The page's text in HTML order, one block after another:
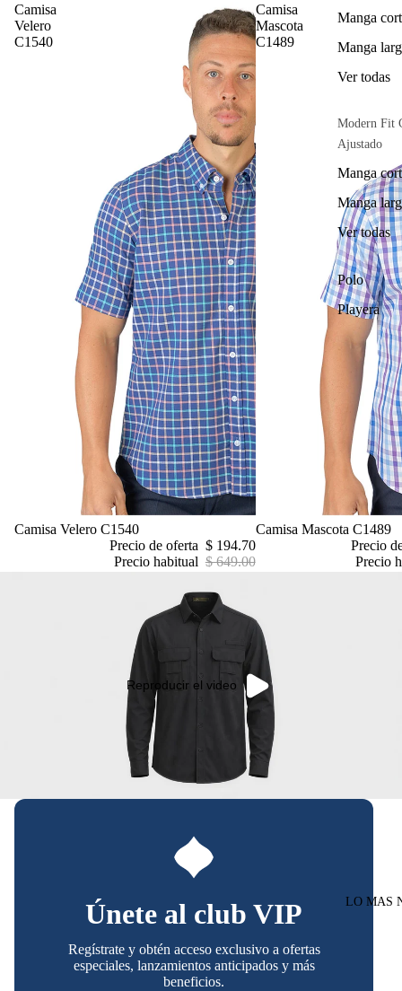
Manga
Manga
Ver todas
Modern Fit
Ajustado
Manga
Manga
Ver todas
Polo
Playera
LO MAS
Camisa
Velero
C1540
Oferta
Camisa Velero C1540
Precio de oferta $ 194.70
Precio habitual $ 649.00
Camisa
Mascota
C1489
Oferta
Camisa Mascota C1489
Precio
Precio
Reproducir el video
Únete al club VIP
Regístrate y obtén acceso exclusivo a ofertas
especiales, lanzamientos anticipados y más
beneficios.